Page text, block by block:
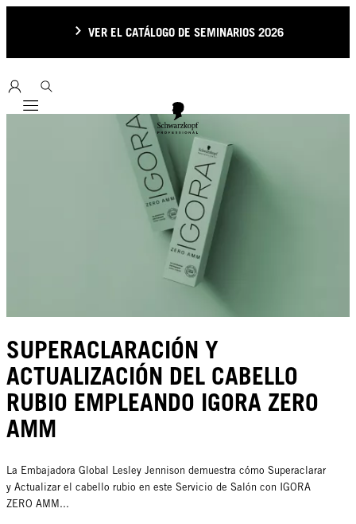
VER EL CATÁLOGO DE SEMINARIOS 2026
Mobile navigation
SUPERACLARACIÓN Y
ACTUALIZACIÓN DEL CABELLO
RUBIO EMPLEANDO IGORA ZERO
AMM
La Embajadora Global Lesley Jennison demuestra cómo Superaclarar
y Actualizar el cabello rubio en este Servicio de Salón con IGORA
ZERO AMM...